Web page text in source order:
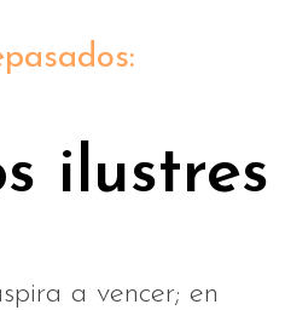
ilustres
a vencer; en